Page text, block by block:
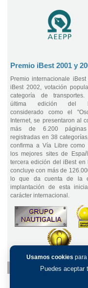
Usamos cookies para
Puedes aceptar
Premio iBest 2001 y
Premio internacionale
iBest 2002, votación
categoría de
última edición del
considerado como el
Internet, se presentaron al
más de 6.200
registradas en 38
confirma a Vía Libre como
los mejores sites de
tercera edición del iBest en
concluye con más de
lo que da cuenta de la
implantación de esta
carácter internacional.